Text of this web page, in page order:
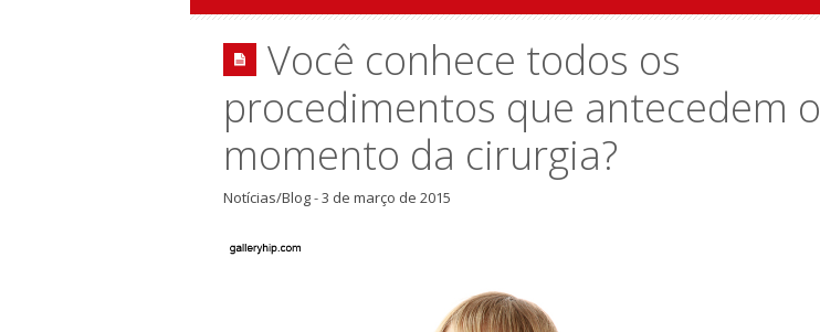
Você conhece todos os
procedimentos que antecedem o
momento da cirurgia?
Notícias/Blog-3 de março de 2015